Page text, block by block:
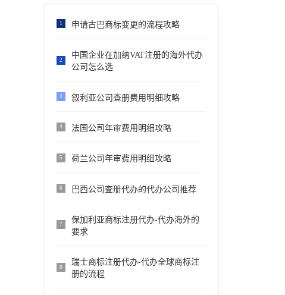
1 申请古巴商标变更的流程攻略
2
中国企业在加纳VAT注册的海外代办
公司怎么选
3 叙利亚公司查册费用明细攻略
4 法国公司年审费用明细攻略
5 荷兰公司年审费用明细攻略
6 巴西公司查册代办的代办公司推荐
7
保加利亚商标注册代办-代办海外的
要求
8
瑞士商标注册代办-代办全球商标注
册的流程